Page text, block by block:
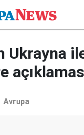
Ukrayna
Avrupa